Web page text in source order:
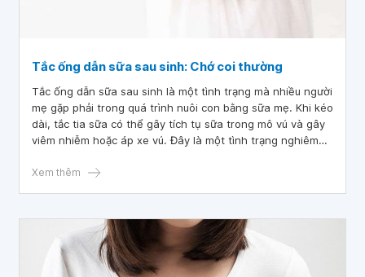
Tắc ống dẫn sữa sau sinh: Chớ coi thường
Tắc ống dẫn sữa sau sinh là một tình trạng mà nhiều người
mẹ gặp phải trong quá trình nuôi con bằng sữa mẹ. Khi kéo
dài, tắc tia sữa có thể gây tích tụ sữa trong mô vú và gây
viêm nhiễm hoặc áp xe vú. Đây là một tình trạng nghiêm
chất lượng sữa mà bé bú.
Xem thêm